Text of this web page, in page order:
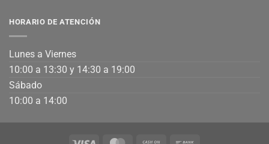
HORARIO DE ATENCIÓN
Lunes a Viernes
10:00 a 13:30 y 14:30 a 19:00
Sábado
10:00 a 14:00